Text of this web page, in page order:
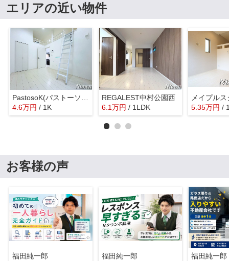
エリアの近い物件
4.6万円 / 1K
REGALEST中村公園西
6.1万円 / 1LDK
メイプル
5.35万円 /
お客様の声
福田純一郎 福田純一郎 福田純一郎